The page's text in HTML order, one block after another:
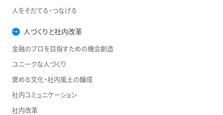
人をそだてる・つなげる
人づくりと社内改革
金融のプロを目指すための機会創造
ユニークな人づくり
褒める文化・社内風土の醸成
社内コミュニケーション
社内改革